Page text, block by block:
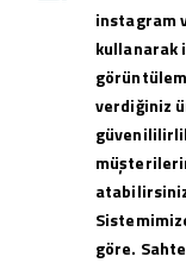
instagram
kullanarak
verdiğiniz
göre.